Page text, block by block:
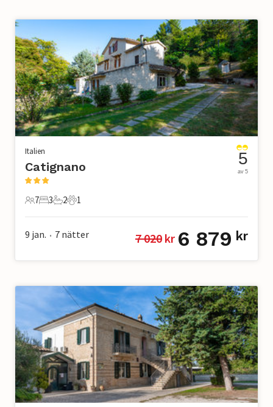
Italien
Catignano
7 Gäster
7
3 Sovrum
3
2 Badrum
2
1 Husdjur
1
5
av 5
9 jan. • 7 nätter 7 020 kr 6 879 kr